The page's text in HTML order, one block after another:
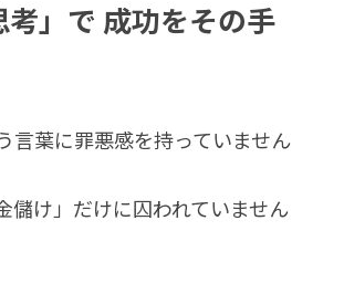
考」で 成功をその手
言葉に罪悪感を持っていません
儲け」だけに囚われていません